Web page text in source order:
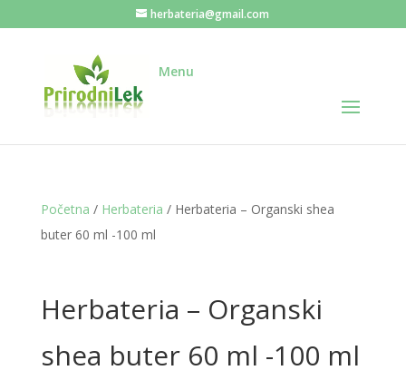
herbateria@gmail.com
Menu
Početna / Herbateria / Herbateria – Organski shea
buter 60 ml -100 ml
Herbateria – Organski
shea buter 60 ml -100 ml